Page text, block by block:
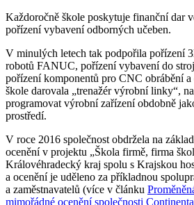
Každoročně škole poskytuje finanční dar
pořízení vybavení odborných učeben.
V minulých letech tak podpořila pořízení
robotů FANUC, pořízení vybavení do
pořízení komponentů pro CNC obrábění
škole darovala „trenažér výrobní linky“,
programovat výrobní zařízení obdobně
prostředí.
V roce 2016 společnost obdržela na
ocenění v projektu „Škola firmě, firma
Královéhradecký kraj spolu s Krajskou
a ocenění je uděleno za příkladnou
a zaměstnavatelů (více v článku
mimořádné ocenění společnosti